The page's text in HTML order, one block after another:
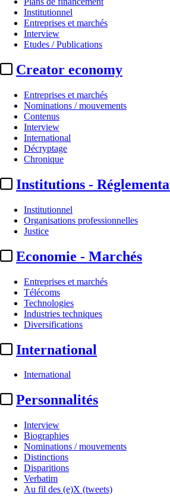
Institutionnel
Entreprises et marchés
Interview
Etudes / Publications
Creator economy
Entreprises et marchés
Nominations / mouvements
Contenus
Interview
International
Décryptage
Chronique
Institutions -
Institutionnel
Organisations professionnelles
Justice
Economie - Marchés
Entreprises et marchés
Télécoms
Technologies
Industries techniques
Diversifications
International
International
Personnalités
Interview
Biographies
Nominations / mouvements
Distinctions
Disparitions
Verbatim
Au fil des (e)X (tweets)
Programmes
TF1 :McFly &
animeront le
« Crazy Mini ...
Par
AS
Actualité n° 349942|Publié le 19 juin 2026